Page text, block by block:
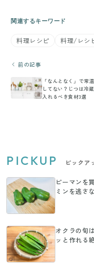
関連するキーワード
料理レシピ 料理/レシ
前の記事
「なんとなく」で常
してない？じつは冷
入れるべき食材3選
PICKUP ピックア
ピーマンを
ミンを逃さ
オクラの旬
ッと作れる